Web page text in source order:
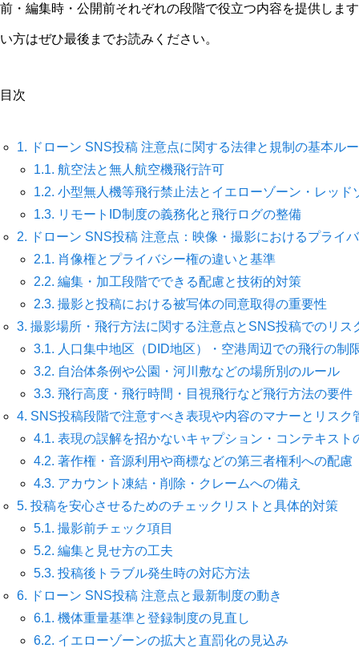
前・編集時・公開前それぞれの段階で役立つ内容を提供しま
い方はぜひ最後までお読みください。
目次
1. ドローン SNS投稿 注意点に関する法律と規制の基本ル
1.1. 航空法と無人航空機飛行許可
1.2. 小型無人機等飛行禁止法とイエローゾーン・レッド
1.3. リモートID制度の義務化と飛行ログの整備
2. ドローン SNS投稿 注意点：映像・撮影におけるプライ
2.1. 肖像権とプライバシー権の違いと基準
2.2. 編集・加工段階でできる配慮と技術的対策
2.3. 撮影と投稿における被写体の同意取得の重要性
3. 撮影場所・飛行方法に関する注意点とSNS投稿でのリス
3.1. 人口集中地区（DID地区）・空港周辺での飛行の制
3.2. 自治体条例や公園・河川敷などの場所別のルール
3.3. 飛行高度・飛行時間・目視飛行など飛行方法の要件
4. SNS投稿段階で注意すべき表現や内容のマナーとリスク
4.1. 表現の誤解を招かないキャプション・コンテキスト
4.2. 著作権・音源利用や商標などの第三者権利への配慮
4.3. アカウント凍結・削除・クレームへの備え
5. 投稿を安心させるためのチェックリストと具体的対策
5.1. 撮影前チェック項目
5.2. 編集と見せ方の工夫
5.3. 投稿後トラブル発生時の対応方法
6. ドローン SNS投稿 注意点と最新制度の動き
6.1. 機体重量基準と登録制度の見直し
6.2. イエローゾーンの拡大と直罰化の見込み